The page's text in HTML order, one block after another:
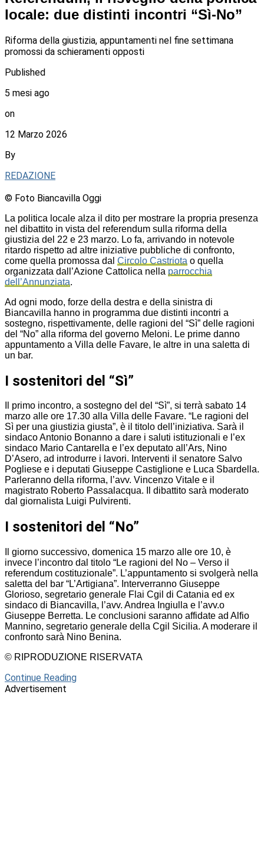
locale: due distinti incontri “Sì-No”
Riforma della giustizia, appuntamenti nel fine settimana
promossi da schieramenti opposti
Published
5 mesi ago
on
12 Marzo 2026
By
REDAZIONE
© Foto Biancavilla Oggi
La politica locale alza il dito per mostrare la propria presenza
nel dibattito in vista del referendum sulla riforma della
giustizia del 22 e 23 marzo. Lo fa, arrivando in notevole
ritardo rispetto ad altre iniziative pubbliche di confronto,
come quella promossa dal Circolo Castriota o quella
organizzata dall’Azione Cattolica nella parrocchia
dell’Annunziata.
Ad ogni modo, forze della destra e della sinistra di
Biancavilla hanno in programma due distinti incontri a
sostegno, rispettivamente, delle ragioni del “Sì” delle ragioni
del “No” alla riforma del governo Meloni. Le prime danno
appuntamento a Villa delle Favare, le altre in una saletta di
un bar.
I sostenitori del “Sì”
Il primo incontro, a sostegno del del “Sì”, si terrà sabato 14
marzo alle ore 17.30 alla Villa delle Favare. “Le ragioni del
Sì per una giustizia giusta”, è il titolo dell’iniziativa. Sarà il
sindaco Antonio Bonanno a dare i saluti istituzionali e l’ex
sindaco Mario Cantarella e l’ex deputato all’Ars, Nino
D’Asero, ad introdurre i lavori. Interventi il senatore Salvo
Pogliese e i deputati Giuseppe Castiglione e Luca Sbardella.
Parleranno della riforma, l’avv. Vincenzo Vitale e il
magistrato Roberto Passalacqua. Il dibattito sarà moderato
dal giornalista Luigi Pulvirenti.
I sostenitori del “No”
Il giorno successivo, domenica 15 marzo alle ore 10, è
invece l’incontro dal titolo “Le ragioni del No – Verso il
referendum costituzionale”. L’appuntamento si svolgerà nella
saletta del bar “L’Artigiana”. Interverranno Giuseppe
Glorioso, segretario generale Flai Cgil di Catania ed ex
sindaco di Biancavilla, l’avv. Andrea Ingiulla e l’avv.o
Giuseppe Berretta. Le conclusioni saranno affidate ad Alfio
Mannino, segretario generale della Cgil Sicilia. A moderare il
confronto sarà Nino Benina.
© RIPRODUZIONE RISERVATA
Continue Reading
Advertisement